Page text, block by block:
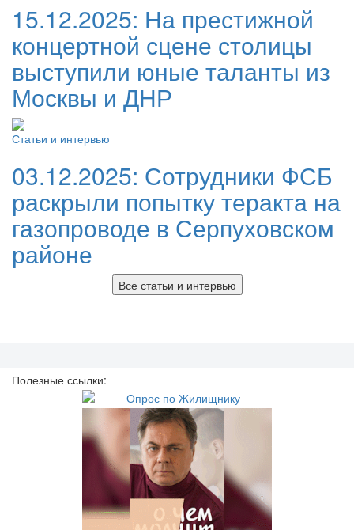
15.12.2025: На престижной
концертной сцене столицы
выступили юные таланты из
Москвы и ДНР
Статьи и интервью
03.12.2025: Сотрудники ФСБ
раскрыли попытку теракта на
газопроводе в Серпуховском
районе
Все статьи и интервью
Полезные ссылки: